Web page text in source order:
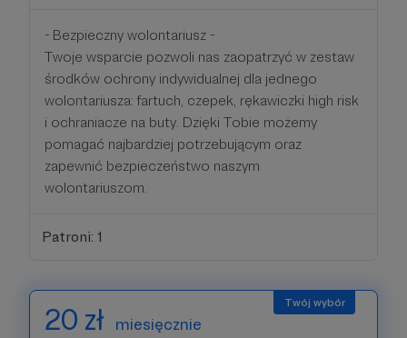
- Bezpieczny wolontariusz -
Twoje wsparcie pozwoli nas zaopatrzyć w zestaw
środków ochrony indywidualnej dla jednego
wolontariusza: fartuch, czepek, rękawiczki high risk
i ochraniacze na buty. Dzięki Tobie możemy
pomagać najbardziej potrzebującym oraz
zapewnić bezpieczeństwo naszym
wolontariuszom.
Patroni: 1
20 zł miesięcznie